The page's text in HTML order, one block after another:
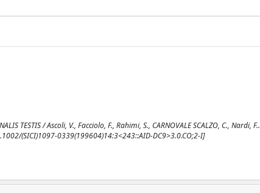
TESTIS / Ascoli, V., Facciolo, F., Rahimi, S., CARNOVALE SCALZO, C., Nardi, F..
(SICI)1097-0339(199604)14:3<243::AID-DC9>3.0.CO;2-I]